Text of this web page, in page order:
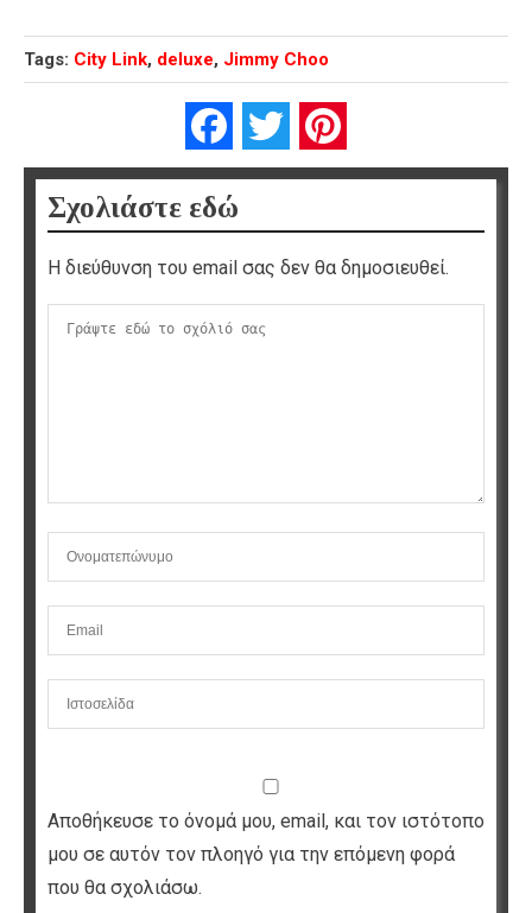
Tags: City Link, deluxe, Jimmy Choo
FacebookTwitter
Σχολιάστε εδώ
Η διεύθυνση του email σας δεν θα δημοσιευθεί.
Αποθήκευσε το όνομά μου, email, και τον ιστότοπο
μου σε αυτόν τον πλοηγό για την επόμενη φορά
που θα σχολιάσω.